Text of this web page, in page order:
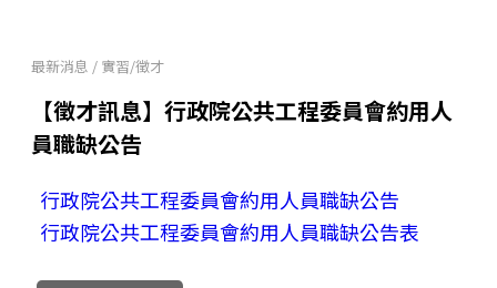
最新消息 / 實習/徵才
【徵才訊息】行政院公共工程委員會約用人
員職缺公告
行政院公共工程委員會約用人員職缺公告
行政院公共工程委員會約用人員職缺公告表